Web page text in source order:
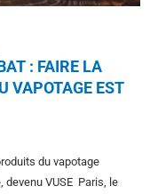
: FAIRE LA
VAPOTAGE EST
du vapotage
devenu VUSE Paris, le